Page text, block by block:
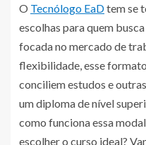
O Tecnólogo EaDtem se
escolhas para quem
focada no mercado de
flexibilidade, esse
conciliem estudos e
um diploma de nível
como funciona essa
escolher o curso ideal?